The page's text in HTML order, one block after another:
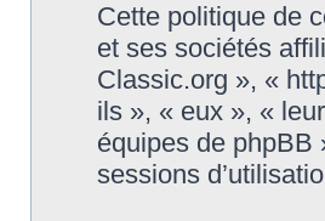
Cette politique de
et ses sociétés
Classic.org », «
ils », « eux », «
équipes de phpBB
sessions